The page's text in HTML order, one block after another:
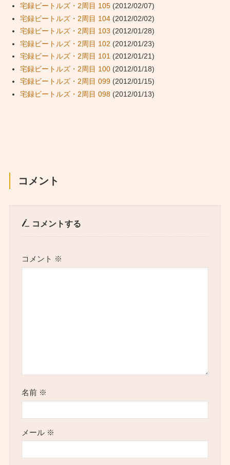
宅録ビートルズ・2周目 105(2012/02/07)
宅録ビートルズ・2周目 104(2012/02/02)
宅録ビートルズ・2周目 103 (2012/01/28)
宅録ビートルズ・2周目 102 (2012/01/23)
宅録ビートルズ・2周目 101(2012/01/21)
宅録ビートルズ・2周目 100(2012/01/18)
宅録ビートルズ・2周目 099(2012/01/15)
宅録ビートルズ・2周目 098 (2012/01/13)
コメント
コメントする
コメント ※
名前 ※
メール ※